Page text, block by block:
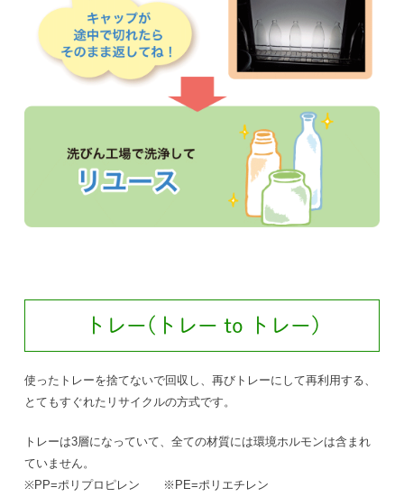
トレー(トレー to トレー)
使ったトレーを捨てないで回収し、再びトレーにして再利用する、
とてもすぐれたリサイクルの方式です。
トレーは3層になっていて、全ての材質には環境ホルモンは含まれ
ていません。
※PP=ポリプロピレン ※PE=ポリエチレン